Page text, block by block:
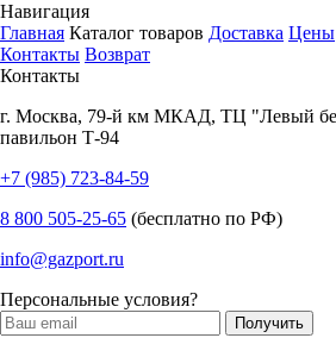
Навигация
Главная Каталог товаров Доставка Цены
Контакты Возврат
Контакты
г. Москва, 79-й км МКАД, ТЦ "Левый
павильон Т-94
+7 (985) 723-84-59
8 800 505-25-65 (бесплатно по РФ)
info@gazport.ru
Персональные условия?